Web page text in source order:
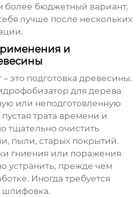
более бюджетный вариант,
лучше после нескольких
и
это подготовка древесины.
для дерева
или неподготовленную
трата времени и
тщательно очистить
пыли, старых покрытий.
гниения или поражения
устранить, прежде чем
Иногда требуется
шлифовка.